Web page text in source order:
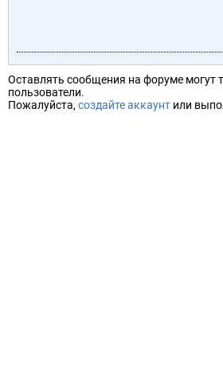
Оставлять сообщения на форуме могут
пользователи.
Пожалуйста, создайте аккаунт или